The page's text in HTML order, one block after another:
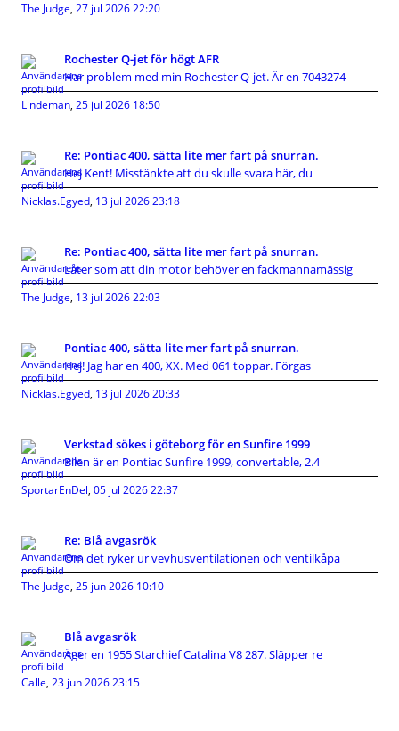
The Judge, 27 jul 2026 22:20
Rochester Q-jet för högt AFR
Har problem med min Rochester Q-jet. Är en 7043274
Lindeman, 25 jul 2026 18:50
Re: Pontiac 400, sätta lite mer fart på snurran.
Hej Kent! Misstänkte att du skulle svara här, du
Nicklas.Egyed, 13 jul 2026 23:18
Re: Pontiac 400, sätta lite mer fart på snurran.
Låter som att din motor behöver en fackmannamässig
The Judge, 13 jul 2026 22:03
Pontiac 400, sätta lite mer fart på snurran.
Hej! Jag har en 400, XX. Med 061 toppar. Förgas
Nicklas.Egyed, 13 jul 2026 20:33
Verkstad sökes i göteborg för en Sunfire 1999
Bilen är en Pontiac Sunfire 1999, convertable, 2.4
SportarEnDel, 05 jul 2026 22:37
Re: Blå avgasrök
Om det ryker ur vevhusventilationen och ventilkåpa
The Judge, 25 jun 2026 10:10
Blå avgasrök
Äger en 1955 Starchief Catalina V8 287. Släpper re
Calle, 23 jun 2026 23:15